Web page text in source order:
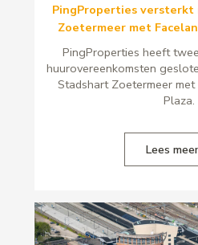
PingProperties
Zoetermeer met
PingProperties heeft
huurovereenkomsten
Stadshart Zoetermeer
Plaza.
Lees meer